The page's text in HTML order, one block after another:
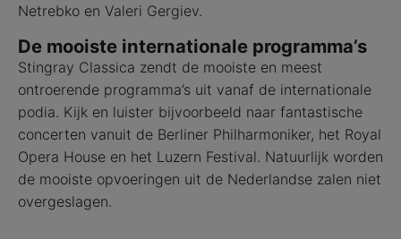
Netrebko en Valeri Gergiev.
De mooiste internationale programma’s
Stingray Classica zendt de mooiste en meest
ontroerende programma’s uit vanaf de internationale
podia. Kijk en luister bijvoorbeeld naar fantastische
concerten vanuit de Berliner Philharmoniker, het Royal
Opera House en het Luzern Festival. Natuurlijk worden
de mooiste opvoeringen uit de Nederlandse zalen niet
overgeslagen.